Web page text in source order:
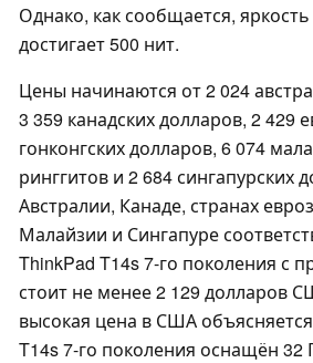
Однако, как сообщается,
достигает 500 нит.
Цены начинаются от 2 024
3 359 канадских долларов, 2 429
гонконгских долларов, 6 074
ринггитов и 2 684 сингапурских
Австралии, Канаде, странах
Малайзии и Сингапуре
ThinkPad T14s 7-го поколения с
стоит не менее 2 129 долларов
высокая цена в США
T14s 7-го поколения оснащён 32